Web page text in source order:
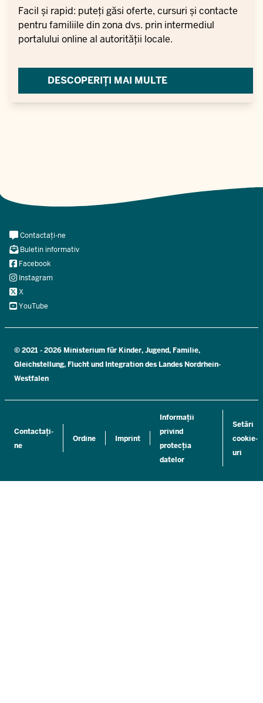
Facil și rapid: puteți găsi oferte, cursuri și contacte
pentru familiile din zona dvs. prin intermediul
portalului online al autorității locale.
DESCOPERIȚI MAI MULTE
Contactați-
ne
Ordine Imprint
Informații
privind
protecția
datelor
Setări
cookie-
uri
Meta
Navi
Social
Contactați-ne
Buletin informativ
Facebook
Instagram
X
YouTube
© 2021 - 2026 Ministerium für Kinder, Jugend, Familie,
Gleichstellung, Flucht und Integration des Landes Nordrhein-
Westfalen